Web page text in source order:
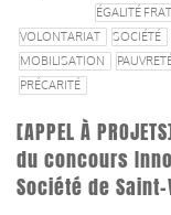
ÉGALITÉ
VOLONTARIAT
SOCIÉTÉ
MOBILISATION
PRÉCARITÉ
[APPEL À
du concours
Société de